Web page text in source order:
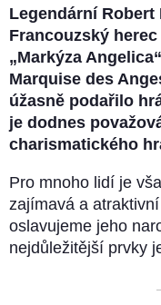
Legendární Robert
Francouzský
„Markýza
Marquise des
úžasně podařilo
je dodnes
charismatického
Pro mnoho lidí je
zajímavá a
oslavujeme jeho
nejdůležitější prvky